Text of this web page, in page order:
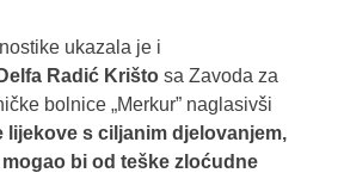
ukazala je i
Radić Krišto sa Zavoda za
bolnice „Merkur” naglasivši
lijekove s ciljanim djelovanjem,
bi od teške zloćudne